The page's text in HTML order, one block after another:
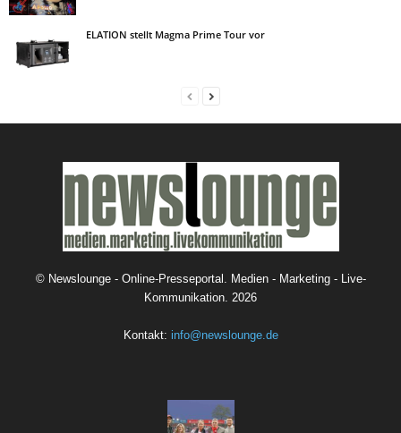
ELATION stellt Magma Prime Tour vor
© Newslounge - Online-Presseportal. Medien - Marketing - Live-
Kommunikation. 2026
Kontakt: info@newslounge.de